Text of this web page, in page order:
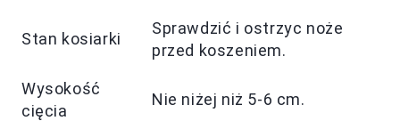
Stan kosiarki
Sprawdzić i ostrzyc noże
przed koszeniem.
Wysokość
cięcia
Nie niżej niż 5-6 cm.